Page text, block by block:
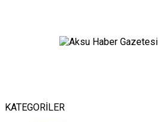
KATEGORİLER